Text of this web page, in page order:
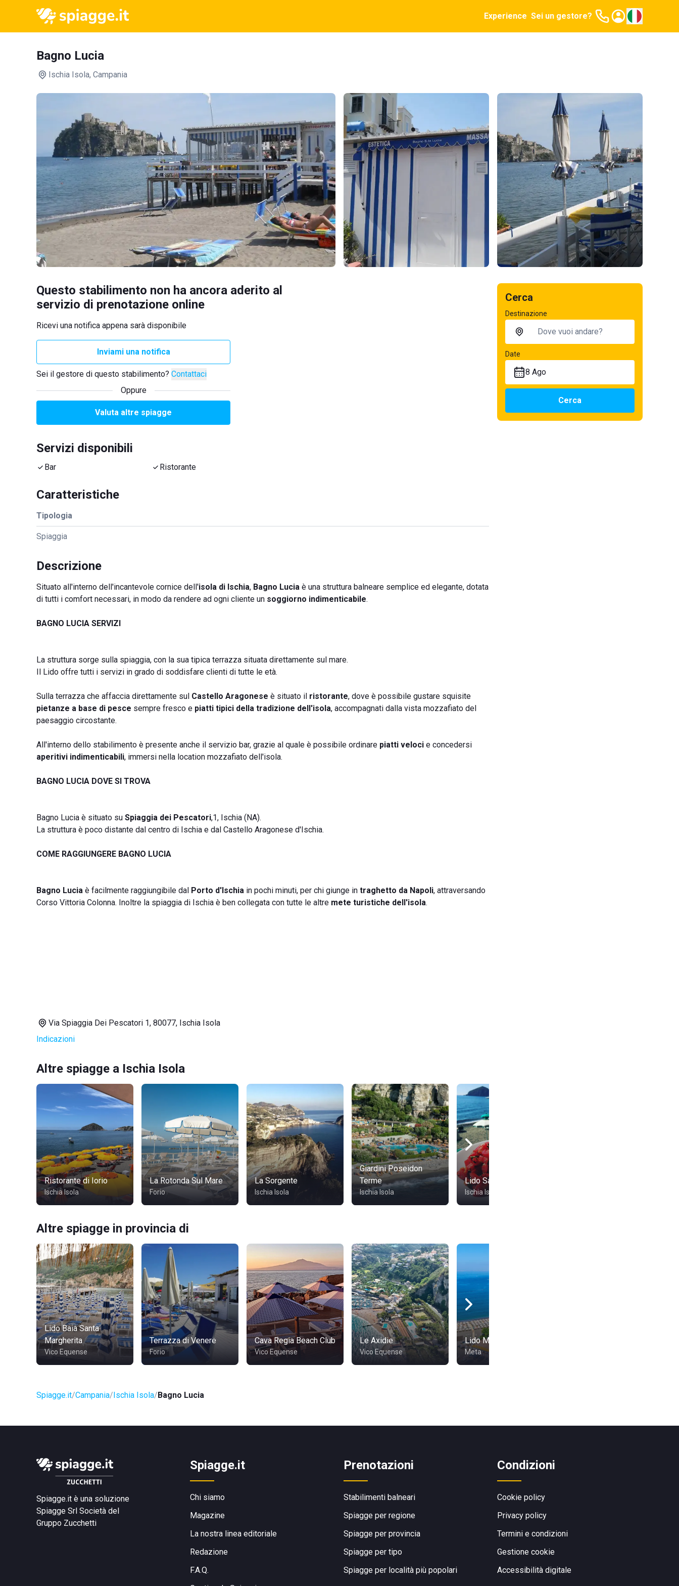
Experience Sei un gestore?
Bagno Lucia
Ischia Isola, Campania
Questo stabilimento non ha ancora aderito al
servizio di prenotazione online
Ricevi una notifica appena sarà disponibile
Inviami una notifica
Sei il gestore di questo stabilimento? Contattaci
Oppure
Valuta altre spiagge
Servizi disponibili
Bar Ristorante
Caratteristiche
Tipologia
Spiaggia
Descrizione
Situato all'interno dell'incantevole cornice dell'isola di Ischia, Bagno Lucia è una struttura balneare semplice ed elegante, dotata
di tutti i comfort necessari, in modo da rendere ad ogni cliente un soggiorno indimenticabile.
BAGNO LUCIA SERVIZI
La struttura sorge sulla spiaggia, con la sua tipica terrazza situata direttamente sul mare.
Il Lido offre tutti i servizi in grado di soddisfare clienti di tutte le età.
Sulla terrazza che affaccia direttamente sul Castello Aragonese è situato il ristorante, dove è possibile gustare squisite
pietanze a base di pesce sempre fresco e piatti tipici della tradizione dell'isola, accompagnati dalla vista mozzafiato del
paesaggio circostante.
All'interno dello stabilimento è presente anche il servizio bar, grazie al quale è possibile ordinare piatti veloci e concedersi
aperitivi indimenticabili, immersi nella location mozzafiato dell'isola.
BAGNO LUCIA DOVE SI TROVA
Bagno Lucia è situato su Spiaggia dei Pescatori,1, Ischia (NA).
La struttura è poco distante dal centro di Ischia e dal Castello Aragonese d'Ischia.
COME RAGGIUNGERE BAGNO LUCIA
Bagno Lucia è facilmente raggiungibile dal Porto d'Ischia in pochi minuti, per chi giunge in traghetto da Napoli, attraversando
Corso Vittoria Colonna. Inoltre la spiaggia di Ischia è ben collegata con tutte le altre mete turistiche dell'isola.
Via Spiaggia Dei Pescatori 1, 80077, Ischia Isola
Indicazioni
Altre spiagge a Ischia Isola
Ristorante di Iorio
Ischia Isola
La Rotonda Sul Mare
Forio
La Sorgente
Ischia Isola
Giardini Poseidon
Terme
Ischia Isola
Lido Sammy
Ischia Isola
Altre spiagge in provincia di
Lido Baia Santa
Margherita
Vico Equense
Terrazza di Venere
Forio
Cava Regia Beach Club
Vico Equense
Le Axidie
Vico Equense
Lido Marinella
Meta
Spiagge.it Campania Ischia Isola Bagno Lucia
Cerca
Destinazione
Date
8 Ago
Cerca
Spiagge.it è una soluzione
Spiagge Srl Società del
Gruppo Zucchetti
Spiagge.it
Chi siamo
Magazine
La nostra linea editoriale
Redazione
F.A.Q.
Prenotazioni
Stabilimenti balneari
Spiagge per regione
Spiagge per provincia
Spiagge per tipo
Spiagge per località più popolari
Condizioni
Cookie policy
Privacy policy
Termini e condizioni
Gestione cookie
Accessibilità digitale